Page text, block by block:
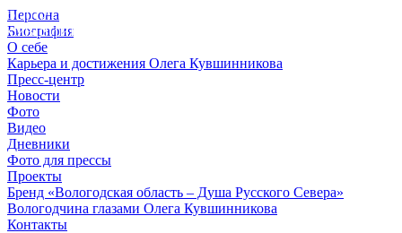
Персона
Биография
О себе
Карьера и достижения Олега Кувшинникова
Пресс-центр
Новости
Фото
Видео
Дневники
Фото для прессы
Проекты
Бренд «Вологодская область – Душа Русского Севера»
Вологодчина глазами Олега Кувшинникова
Контакты
© 2012 - 2023,
КУВШИННИКОВ О.А.